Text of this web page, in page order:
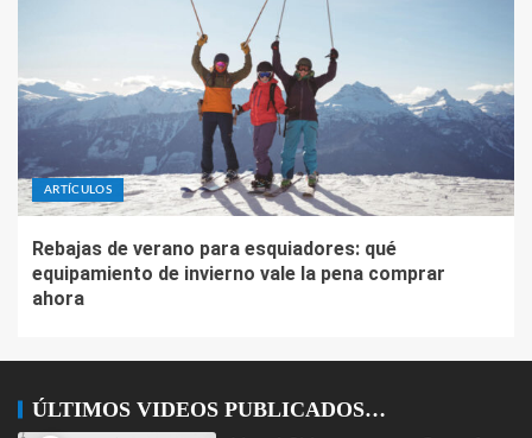
ARTÍCULOS
Rebajas de verano para esquiadores: qué
equipamiento de invierno vale la pena comprar
ahora
ÚLTIMOS VIDEOS PUBLICADOS…